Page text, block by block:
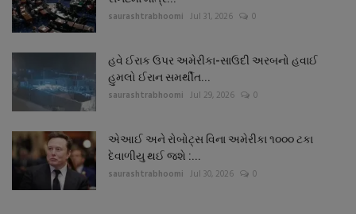
saurashtrabhoomi Jul 31, 2026 0
હવે ઈરાક ઉપર અમેરીકા-સાઉદી અરબનો હવાઈ
હુમલો ઈરાન સમર્થીત...
saurashtrabhoomi Jul 29, 2026 0
એઆઈ અને રોબોટ્સ વિના અમેરીકા ૧૦૦૦ ટકા
દેવાળીયુ થઈ જશે :...
saurashtrabhoomi Jul 30, 2026 0